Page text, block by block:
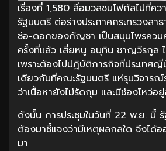
เรื่องที่ 1,580 สื่อมวลชนโฟกัสไปที่ค
รัฐมนตรี ต่อร่างประกาศกระทรวงส
ช่อ-ดอกของกัญชา เป็นสมุนไพรควบ
ครั้งที่แล้ว เสี่ยหนู อนุทิน ชาญวีรกูล ไ
เพราะต้องไปปฎิบัติภารกิจที่ประเทศญี่
เดียวกับที่คณะรัฐมนตรี แห่รุมวิจารณ์
ว่าเนื้อหายังไม่รัดกุม และมีช่องโหว่อ
ดังนั้น การประชุมในวันที่ 22 พ.ย. นี้
ต้องมาชี้แจงว่ามีเหตุผลกลใด จึงได้
มา